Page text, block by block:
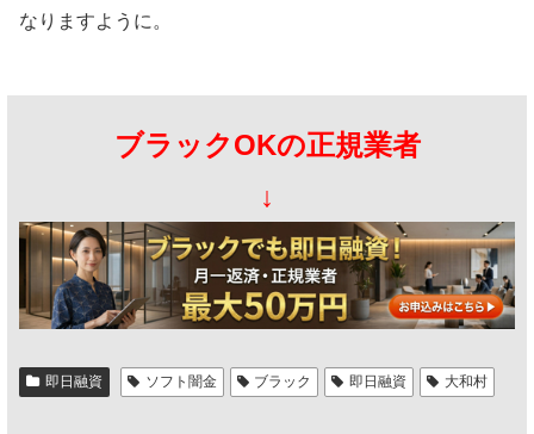
なりますように。
ブラックOKの正規業者
↓
即日融資 ソフト闇金 ブラック 即日融資 大和村